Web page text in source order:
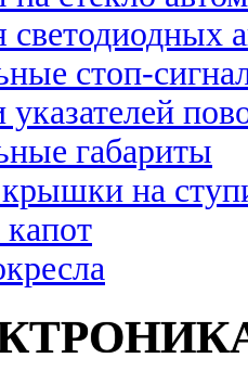
стоп-
габариты
на